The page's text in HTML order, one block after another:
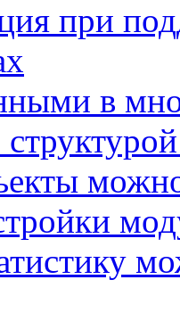
при
в